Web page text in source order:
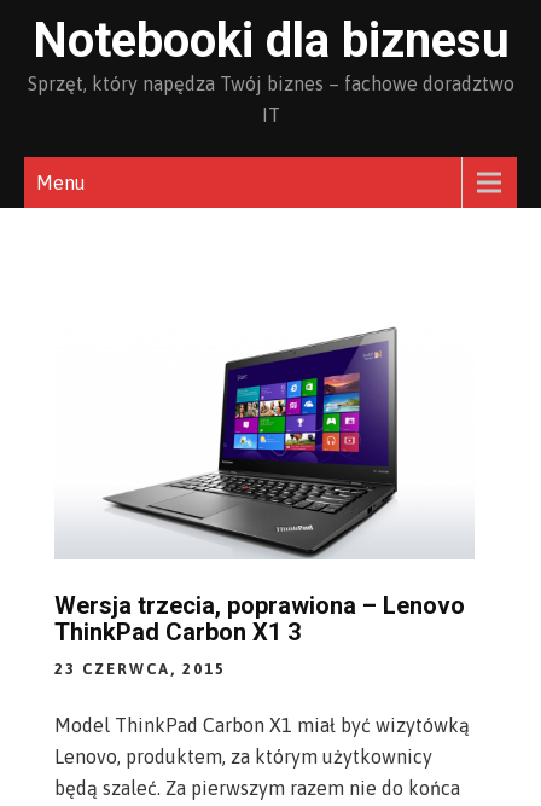
content
Notebooki dla biznesu
Sprzęt, który napędza Twój biznes – fachowe doradztwo
IT
Menu
Wersja trzecia, poprawiona – Lenovo
ThinkPad Carbon X1 3
23 CZERWCA, 2015
Model ThinkPad Carbon X1 miał być wizytówką
Lenovo, produktem, za którym użytkownicy
będą szaleć. Za pierwszym razem nie do końca